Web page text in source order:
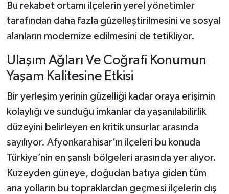
Bu rekabet ortamı ilçelerin yerel yönetimler
tarafından daha fazla güzelleştirilmesini ve sosyal
alanların modernize edilmesini de tetikliyor.
Ulaşım Ağları Ve Coğrafi Konumun
Yaşam Kalitesine Etkisi
Bir yerleşim yerinin güzelliği kadar oraya erişimin
kolaylığı ve sunduğu imkanlar da yaşanılabilirlik
düzeyini belirleyen en kritik unsurlar arasında
sayılıyor. Afyonkarahisar’ın ilçeleri bu konuda
Türkiye’nin en şanslı bölgeleri arasında yer alıyor.
Kuzeyden güneye, doğudan batıya giden tüm
ana yolların bu topraklardan geçmesi ilçelerin dış